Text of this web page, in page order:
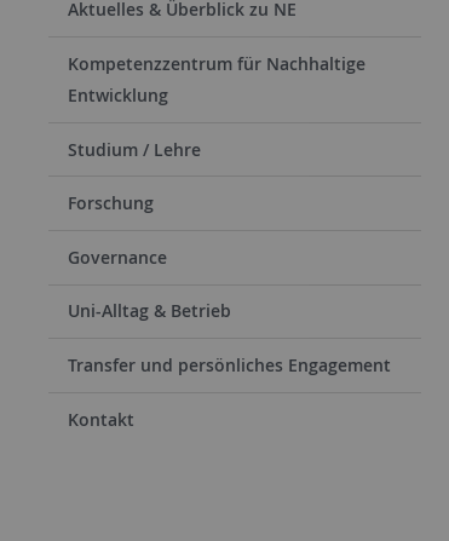
Aktuelles & Überblick zu NE
Kompetenzzentrum für Nachhaltige
Entwicklung
Studium / Lehre
Forschung
Governance
Uni-Alltag & Betrieb
Transfer und persönliches Engagement
Kontakt